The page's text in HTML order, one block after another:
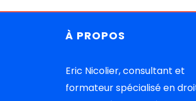
À PROPOS
Eric Nicolier, consultant et
formateur spécialisé en